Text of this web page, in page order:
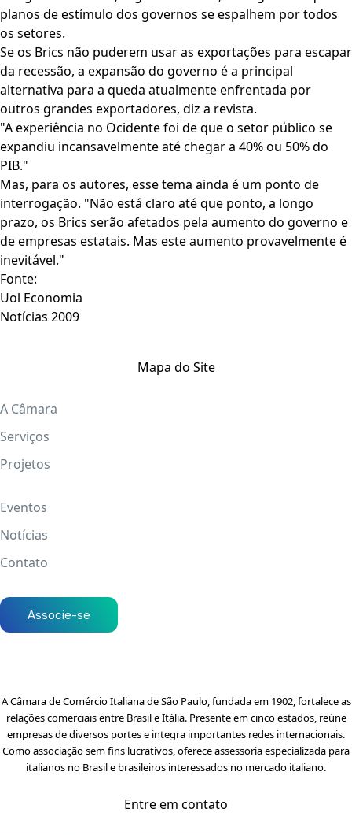
planos de estímulo dos governos se espalhem por todos
os setores.
Se os Brics não puderem usar as exportações para escapar
da recessão, a expansão do governo é a principal
alternativa para a queda atualmente enfrentada por
outros grandes exportadores, diz a revista.
"A experiência no Ocidente foi de que o setor público se
expandiu incansavelmente até chegar a 40% ou 50% do
PIB."
Mas, para os autores, esse tema ainda é um ponto de
interrogação. "Não está claro até que ponto, a longo
prazo, os Brics serão afetados pela aumento do governo e
de empresas estatais. Mas este aumento provavelmente é
inevitável."
Fonte:
Uol Economia
Notícias 2009
Mapa do Site
A Câmara
Serviços
Projetos
Eventos
Notícias
Contato
Associe-se
A Câmara de Comércio Italiana de São Paulo, fundada em 1902, fortalece as
relações comerciais entre Brasil e Itália. Presente em cinco estados, reúne
empresas de diversos portes e integra importantes redes internacionais.
Como associação sem fins lucrativos, oferece assessoria especializada para
italianos no Brasil e brasileiros interessados no mercado italiano.
Entre em contato